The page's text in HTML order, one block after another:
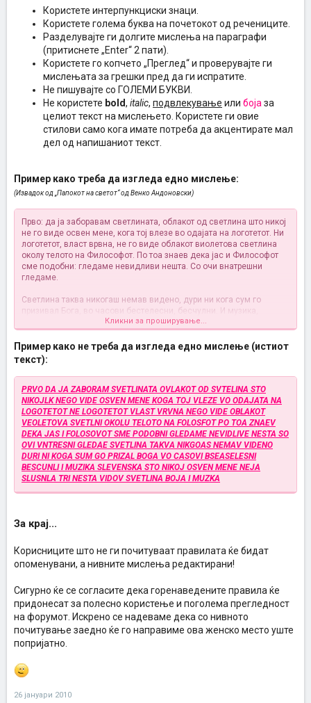
Користете интерпункциски знаци.
Користете голема буква на почетокот од речениците.
Разделувајте ги долгите мислења на параграфи
(притиснете „Enter“ 2 пати).
Користете го копчето „Преглед“ и проверувајте ги
мислењата за грешки пред да ги испратите.
Не пишувајте со ГОЛЕМИ БУКВИ.
Не користете bold, italic, подвлекување или боја за
целиот текст на мислењето. Користете ги овие
стилови само кога имате потреба да акцентирате мал
дел од напишаниот текст.
Пример како треба да изгледа едно мислење:
(Извадок од „Папокот на светот“ од Венко Андоновски)
Прво: да ја заборавам светлината, облакот од светлина што никој
не го виде освен мене, кога тој влезе во одајата на логотетот. Ни
логотетот, власт врвна, не го виде облакот виолетова светлина
околу телото на Философот. По тоа знаев дека јас и Философот
сме подобни: гледаме невидливи нешта. Со очи внатрешни
гледаме.
Светлина таква никогаш немав видено, дури ни кога сум го
призивал Бога, во часови бестелесни, бесчулни. И музика,
вселенска, што никој, освен мене не ја слушнал. Три нешта видов:
светлина, боја и музика.
Кликни за проширување...
Пример како не треба да изгледа едно мислење (истиот
текст):
PRVO DA JA ZABORAM SVETLINATA OVLAKOT OD SVTELINA STO
NIKOJLK NEGO VIDE OSVEN MENE KOGA TOJ VLEZE VO ODAJATA NA
LOGOTETOT NE LOGOTETOT VLAST VRVNA NEGO VIDE OBLAKOT
VEOLETOVA SVETLNI OKOLU TELOTO NA FOLOSFOT PO TOA ZNAEV
DEKA JAS I FOLOSOVOT SME PODOBNI GLEDAME NEVIDLIVE NESTA SO
OVI VNTRESNI GLEDAE SVETLINA TAKVA NIKGOAS NEMAV VIDENO
DURI NI KOGA SUM GO PRIZAL BOGA VO CASOVI BSEASELESNI
BESCUNLI I MUZIKA SLEVENSKA STO NIKOJ OSVEN MENE NEJA
SLUSNLA TRI NESTA VIDOV SVETLINA BOJA I MUZKA
За крај...
Корисниците што не ги почитуваат правилата ќе бидат
опоменувани, а нивните мислења редактирани!
Сигурно ќе се согласите дека горенаведените правила ќе
придонесат за полесно користење и поголема прегледност
на форумот. Искрено се надеваме дека со нивното
почитување заедно ќе го направиме ова женско место уште
попријатно.
26 јануари 2010